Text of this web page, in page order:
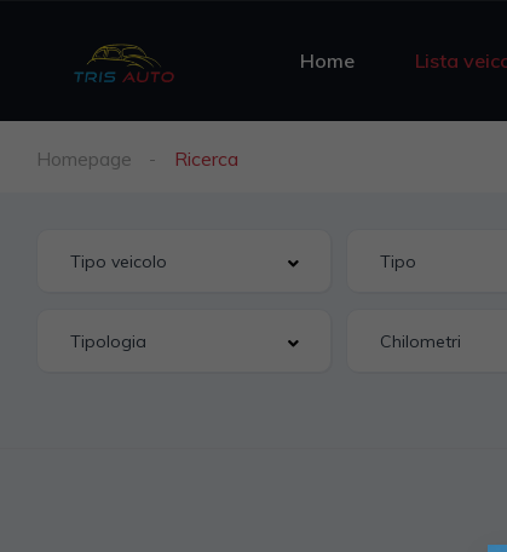
Home Lista
Homepage Ricerca